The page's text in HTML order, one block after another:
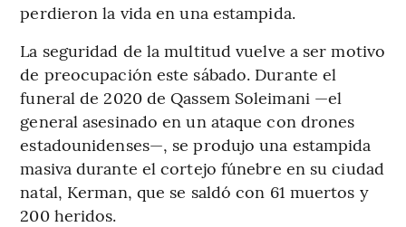
perdieron la vida en una estampida.
La seguridad de la multitud vuelve a ser motivo
de preocupación este sábado. Durante el
funeral de 2020 de Qassem Soleimani —el
general asesinado en un ataque con drones
estadounidenses—, se produjo una estampida
masiva durante el cortejo fúnebre en su ciudad
natal, Kerman, que se saldó con 61 muertos y
200 heridos.